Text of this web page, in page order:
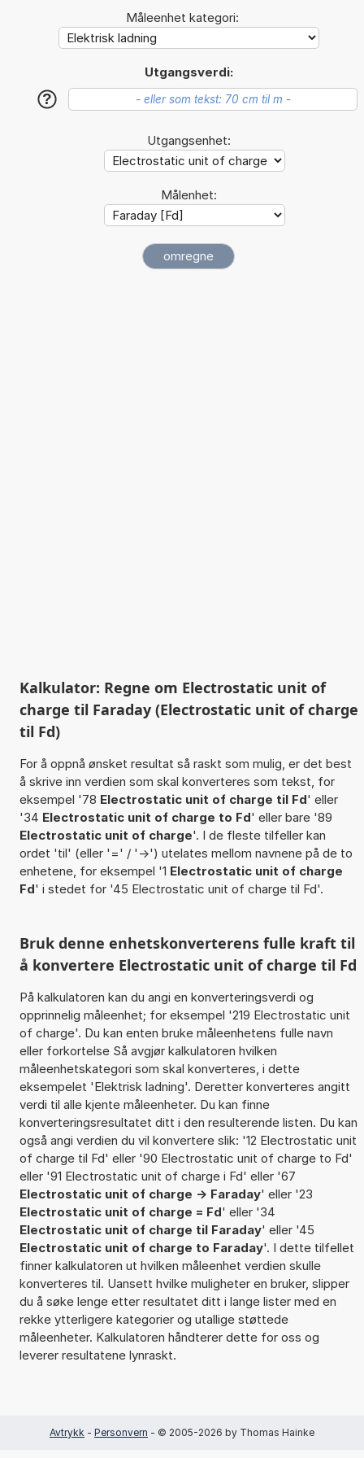
Måleenhet kategori:
Utgangsverdi:
?
Utgangsenhet:
Målenhet:
Kalkulator: Regne om Electrostatic unit of
charge til Faraday (Electrostatic unit of charge
til Fd)
For å oppnå ønsket resultat så raskt som mulig, er det best
å skrive inn verdien som skal konverteres som tekst, for
eksempel '78 Electrostatic unit of charge til Fd' eller
'34 Electrostatic unit of charge to Fd' eller bare '89
Electrostatic unit of charge'. I de fleste tilfeller kan
ordet 'til' (eller '=' / '->') utelates mellom navnene på de to
enhetene, for eksempel '1 Electrostatic unit of charge
Fd' i stedet for '45 Electrostatic unit of charge til Fd'.
Bruk denne enhetskonverterens fulle kraft til
å konvertere Electrostatic unit of charge til Fd
På kalkulatoren kan du angi en konverteringsverdi og
opprinnelig måleenhet; for eksempel '219 Electrostatic unit
of charge'. Du kan enten bruke måleenhetens fulle navn
eller forkortelse Så avgjør kalkulatoren hvilken
måleenhetskategori som skal konverteres, i dette
eksempelet 'Elektrisk ladning'. Deretter konverteres angitt
verdi til alle kjente måleenheter. Du kan finne
konverteringsresultatet ditt i den resulterende listen. Du kan
også angi verdien du vil konvertere slik: '12 Electrostatic unit
of charge til Fd' eller '90 Electrostatic unit of charge to Fd'
eller '91 Electrostatic unit of charge i Fd' eller '67
Electrostatic unit of charge -> Faraday' eller '23
Electrostatic unit of charge = Fd' eller '34
Electrostatic unit of charge til Faraday' eller '45
Electrostatic unit of charge to Faraday'. I dette tilfellet
finner kalkulatoren ut hvilken måleenhet verdien skulle
konverteres til. Uansett hvilke muligheter en bruker, slipper
du å søke lenge etter resultatet ditt i lange lister med en
rekke ytterligere kategorier og utallige støttede
måleenheter. Kalkulatoren håndterer dette for oss og
leverer resultatene lynraskt.
Avtrykk - Personvern - © 2005-2026 by Thomas Hainke